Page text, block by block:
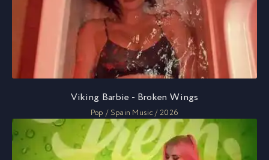
Viking Barbie - Broken Wings
Pop / Spain Music / 2026